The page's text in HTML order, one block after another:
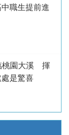
職生提前進
桃園大溪 揮
是驚喜